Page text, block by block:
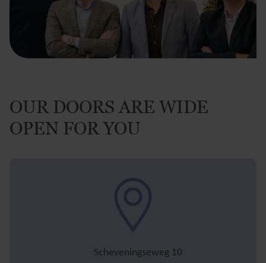
OUR DOORS ARE WIDE
OPEN FOR YOU
Scheveningseweg 10